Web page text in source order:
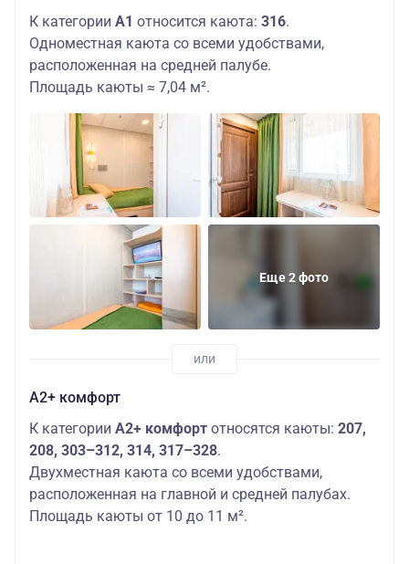
К категории А1 относится каюта: 316.
Одноместная каюта со всеми удобствами,
расположенная на средней палубе.
Площадь каюты ≈ 7,04 м².
Еще 2 фото
А2+ комфорт
К категории А2+ комфорт относятся каюты: 207,
208, 303–312, 314, 317–328.
Двухместная каюта со всеми удобствами,
расположенная на главной и средней палубах.
Площадь каюты от 10 до 11 м².